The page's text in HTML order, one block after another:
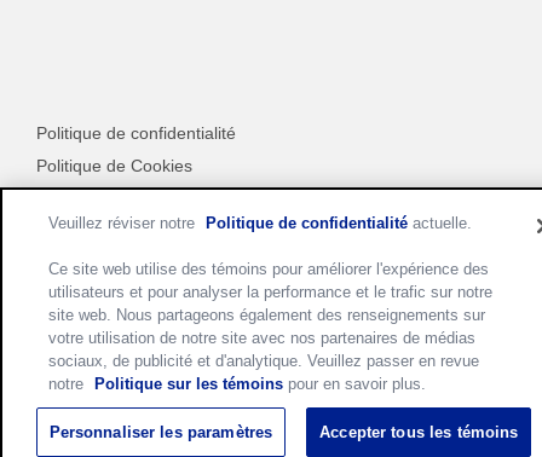
Politique de confidentialité
Politique de Cookies
Personnaliser les paramètres des cookies
Veuillez réviser notre Politique de confidentialité actuelle.
Ce site web utilise des témoins pour améliorer l'expérience des
utilisateurs et pour analyser la performance et le trafic sur notre
site web. Nous partageons également des renseignements sur
votre utilisation de notre site avec nos partenaires de médias
sociaux, de publicité et d'analytique. Veuillez passer en revue
notre
Politique sur les témoins pour en savoir plus.
Personnaliser les paramètres Accepter tous les témoins